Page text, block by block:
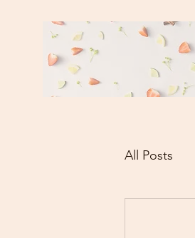
All Posts